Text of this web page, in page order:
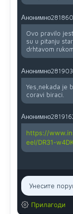
Ovo pravilo
su u pitanju
drhtavom
Yes,nekada je
coravi biraci.
https://
eel/DR31-
Прилагоди